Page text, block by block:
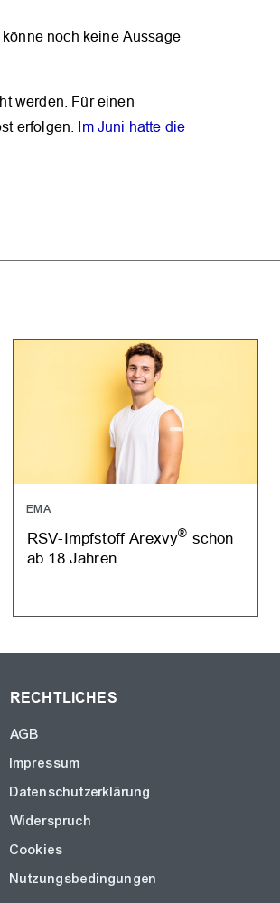
noch keine Aussage
werden. Für einen
erfolgen.
Im Juni hatte die
EMA
RSV-Impfstoff Arexvy® schon
ab 18 Jahren
RECHTLICHES
AGB
Impressum
Datenschutzerklärung
Widerspruch
Cookies
Nutzungsbedingungen